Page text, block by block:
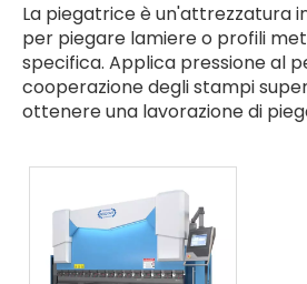
La piegatrice è un'attrezzatura
per piegare lamiere o profili
specifica. Applica pressione al
cooperazione degli stampi
ottenere una lavorazione di
macchine piegatrici possono
piegatrici meccaniche,
piegatrici CNC e piegatrici
della modalità di guida; le
ampiamente utilizzate in molti
non limitati a: produzione